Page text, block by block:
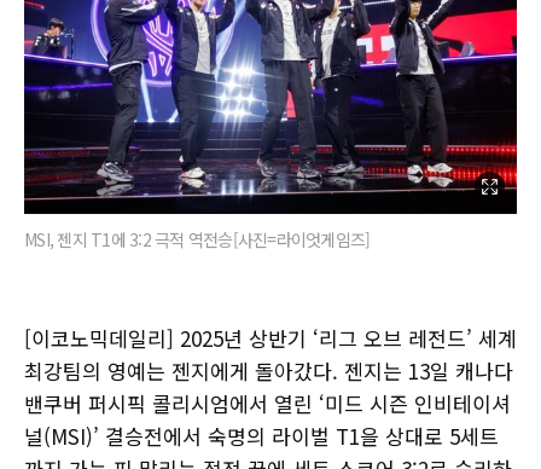
MSI, 젠지 T1에 3:2 극적 역전승[사진=라이엇게임즈]
[이코노믹데일리] 2025년 상반기 ‘리그 오브 레전드’ 세계
최강팀의 영예는 젠지에게 돌아갔다. 젠지는 13일 캐나다
밴쿠버 퍼시픽 콜리시엄에서 열린 ‘미드 시즌 인비테이셔
널(MSI)’ 결승전에서 숙명의 라이벌 T1을 상대로 5세트